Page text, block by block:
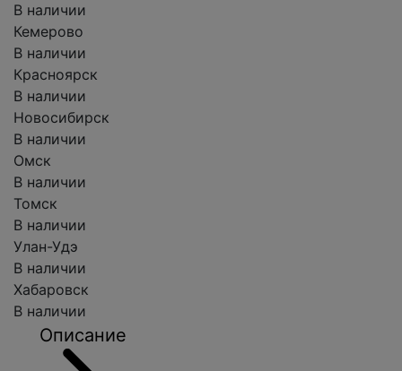
В наличии
Кемерово
В наличии
Красноярск
В наличии
Новосибирск
В наличии
Омск
В наличии
Томск
В наличии
Улан-Удэ
В наличии
Хабаровск
В наличии
Описание